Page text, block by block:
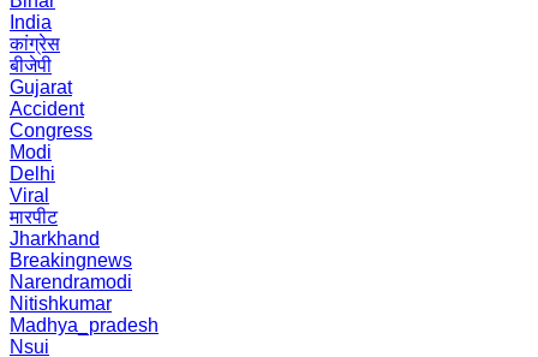
India
कांग्रेस
बीजेपी
Gujarat
Accident
Congress
Modi
Delhi
Viral
मारपीट
Jharkhand
Breakingnews
Narendramodi
Nitishkumar
Madhya_pradesh
Nsui